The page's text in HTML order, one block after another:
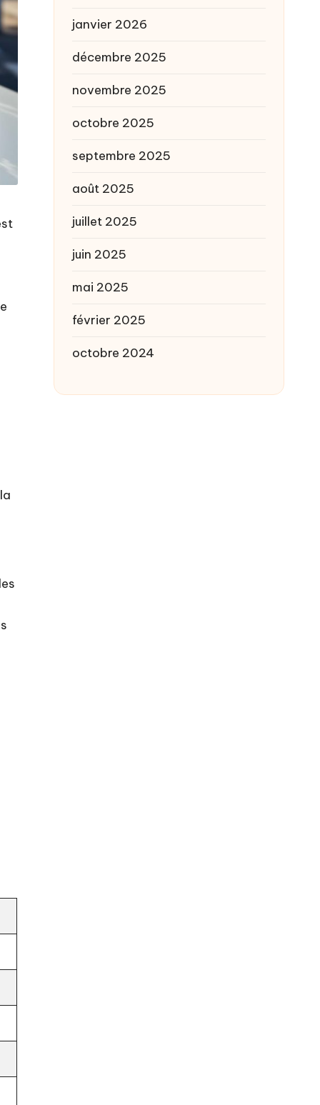
janvier 2026
décembre 2025
novembre 2025
octobre 2025
septembre 2025
août 2025
juillet 2025
juin 2025
mai 2025
février 2025
octobre 2024